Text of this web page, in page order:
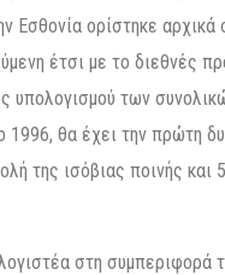
Εσθονία ορίστηκε αρχικά
έτσι με το διεθνές
υπολογισμού των
θα έχει την πρώτη
της ισόβιας ποινής και
στη συμπεριφορά